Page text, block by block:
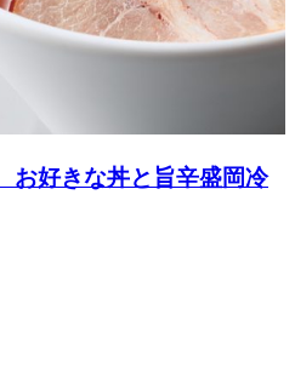
お好きな丼と旨辛盛岡冷